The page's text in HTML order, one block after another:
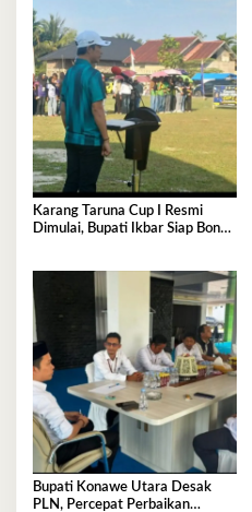
Karang Taruna Cup I Resmi
Dimulai, Bupati Ikbar Siap Bonus
Bupati Konawe Utara Desak
PLN, Percepat Perbaikan